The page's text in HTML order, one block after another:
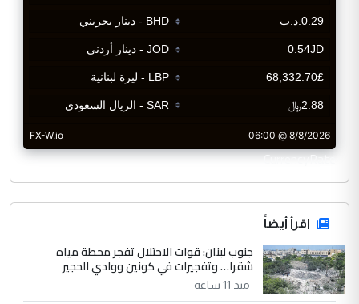
CurrencyRate
اقرأ أيضاً
جنوب لبنان: قوات الاحتلال تفجر محطة مياه
شقرا… وتفجيرات في كونين ووادي الحجير
منذ 11 ساعة